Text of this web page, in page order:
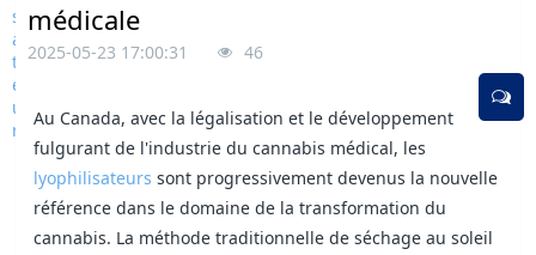
médicale
2025-05-23 17:00:31 46
Au Canada, avec la légalisation et le développement
fulgurant de l'industrie du cannabis médical, les
lyophilisateurs sont progressivement devenus la nouvelle
référence dans le domaine de la transformation du
cannabis. La méthode traditionnelle de séchage au soleil